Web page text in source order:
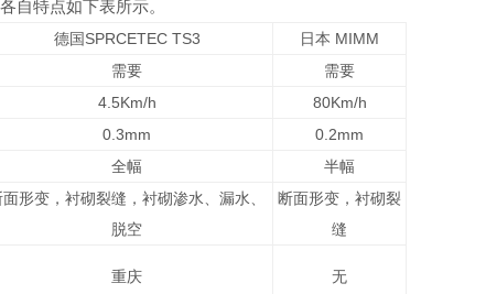
自特点如下表所示。
德国SPRCETEC TS3
日本 MIMM
需要
需要
4.5Km/h
80Km/h
0.3mm
0.2mm
全幅 半幅
面形变，衬砌裂缝，衬砌渗水、漏水、
脱空
断面形变，衬砌裂
缝
重庆 无